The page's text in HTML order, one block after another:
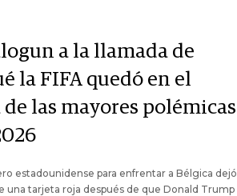
a la llamada de
la FIFA quedó en el
las mayores polémicas
estadounidense para enfrentar a Bélgica dejó
una tarjeta roja después de que Donald Trump